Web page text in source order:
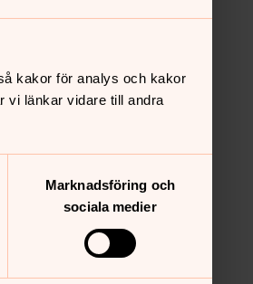
kakor för analys och kakor
vi länkar vidare till andra
Marknadsföring och
sociala medier